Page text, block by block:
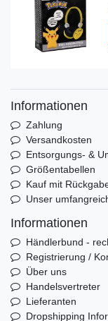
Informationen
Zahlung
Versandkosten
Entsorgungs- &
Größentabellen
Kauf mit
Unser
Informationen
Händlerbund -
Registrierung /
Über uns
Handelsvertreter
Lieferanten
Dropshipping